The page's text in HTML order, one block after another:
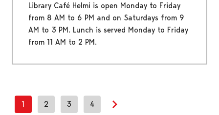
Library Café Helmi is open Monday to Friday
from 8 AM to 6 PM and on Saturdays from 9
AM to 3 PM. Lunch is served Monday to Friday
from 11 AM to 2 PM.
1 2 3 4